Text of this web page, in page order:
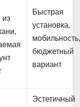
из
Быстрая
установка,
бюджетный
вариант
Эстетичный